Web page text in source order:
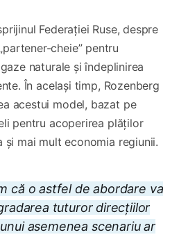
Federației Ruse, despre
cheie” pentru
naturale și îndeplinirea
În același timp, Rozenberg
acestui model, bazat pe
pentru acoperirea plăților
și mai mult economia regiunii.
că o astfel de abordare va
tuturor direcțiilor
asemenea scenariu ar